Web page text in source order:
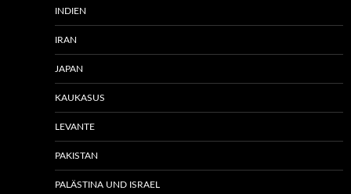
INDIEN
IRAN
JAPAN
KAUKASUS
LEVANTE
PAKISTAN
PALÄSTINA UND ISRAEL